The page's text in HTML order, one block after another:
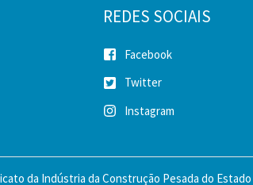
REDES SOCIAIS
Facebook
Twitter
Instagram
da Indústria da Construção Pesada do Estado